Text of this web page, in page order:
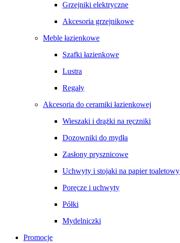
Grzejniki elektryczne
Akcesoria grzejnikowe
Meble łazienkowe
Szafki łazienkowe
Lustra
Regały
Akcesoria do ceramiki łazienkowej
Wieszaki i drążki na ręczniki
Dozowniki do mydła
Zasłony prysznicowe
Uchwyty i stojaki na papier toaletowy
Poręcze i uchwyty
Półki
Mydelniczki
Promocje